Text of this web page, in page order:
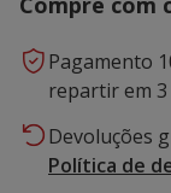
Pagamento
repartir em 3
Devoluções
Política de